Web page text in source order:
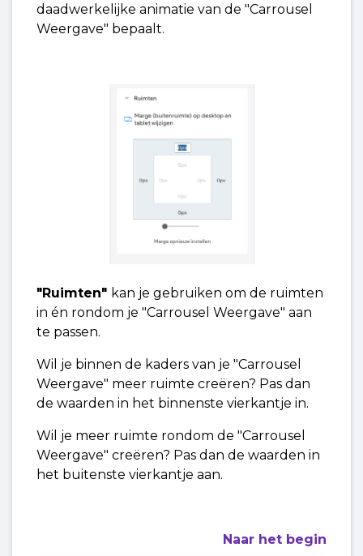
daadwerkelijke animatie van de "Carrousel
Weergave" bepaalt.
"Ruimten" kan je gebruiken om de ruimten
in én rondom je "Carrousel Weergave" aan
te passen.
Wil je binnen de kaders van je "Carrousel
Weergave" meer ruimte creëren? Pas dan
de waarden in het binnenste vierkantje in.
Wil je meer ruimte rondom de "Carrousel
Weergave" creëren? Pas dan de waarden in
het buitenste vierkantje aan.
Naar het begin